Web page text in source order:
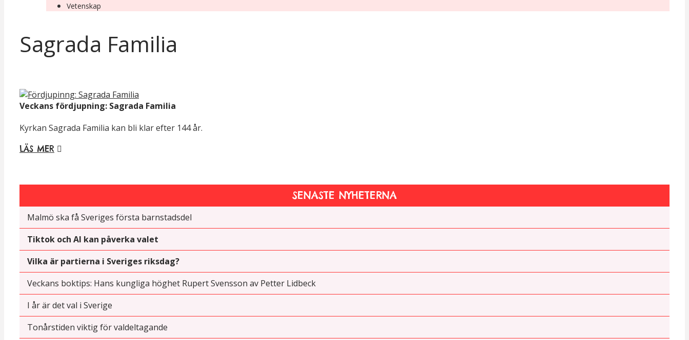
Vetenskap
Sagrada Familia
Veckans fördjupning: Sagrada Familia
Kyrkan Sagrada Familia kan bli klar efter 144 år.
LÄS MER
SENASTE NYHETERNA
Malmö ska få Sveriges första barnstadsdel
Tiktok och AI kan påverka valet
Vilka är partierna i Sveriges riksdag?
Veckans boktips: Hans kungliga höghet Rupert Svensson av Petter Lidbeck
I år är det val i Sverige
Tonårstiden viktig för valdeltagande